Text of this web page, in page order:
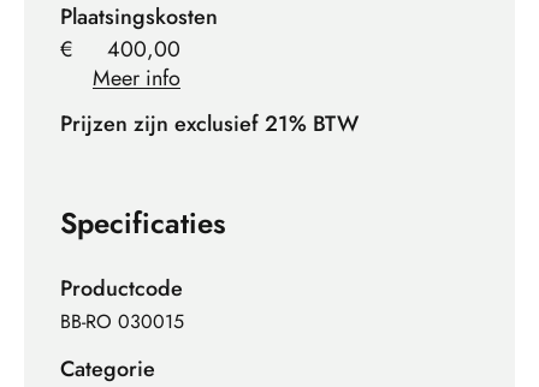
Plaatsingskosten
€
400,00
Meer info
Prijzen zijn exclusief 21% BTW
Specificaties
Productcode
BB-RO 030015
Categorie